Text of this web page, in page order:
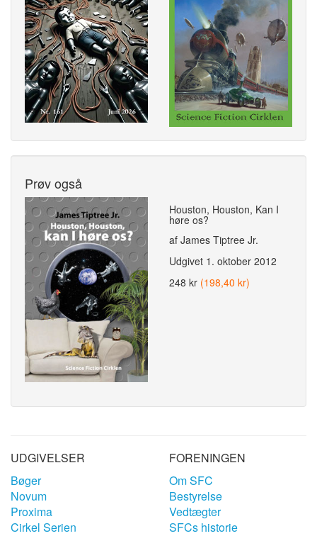
Prøv også
Houston, Houston, Kan I
høre os?
af James Tiptree Jr.
Udgivet 1. oktober 2012
248 kr (198,40 kr)
UDGIVELSER
Bøger
Novum
Proxima
Cirkel Serien
FORENINGEN
Om SFC
Bestyrelse
Vedtægter
SFCs historie